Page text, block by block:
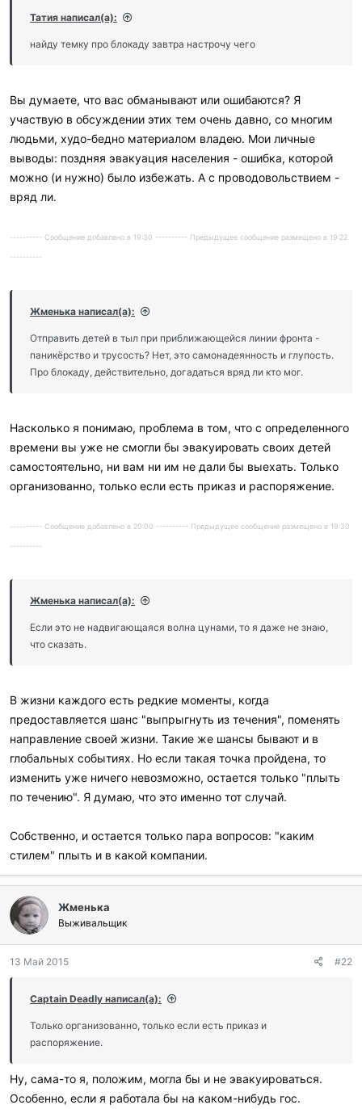
Татия написал(а):
найду темку про блокаду завтра настрочу чего
Вы думаете, что вас обманывают или ошибаются? Я
участвую в обсуждении этих тем очень давно, со многим
людьми, худо-бедно материалом владею. Мои личные
выводы: поздняя эвакуация населения - ошибка, которой
можно (и нужно) было избежать. А с проводовольствием -
вряд ли.
---------- Сообщение добавлено в 19:30 ---------- Предыдущее сообщение размещено в 19:22
----------
Жменька написал(а):
Отправить детей в тыл при приближающейся линии фронта -
паникёрство и трусость? Нет, это самонадеянность и глупость.
Про блокаду, действительно, догадаться вряд ли кто мог.
Насколько я понимаю, проблема в том, что с определенного
времени вы уже не смогли бы эвакуировать своих детей
самостоятельно, ни вам ни им не дали бы выехать. Только
организованно, только если есть приказ и распоряжение.
---------- Сообщение добавлено в 20:00 ---------- Предыдущее сообщение размещено в 19:30
----------
Жменька написал(а):
Если это не надвигающаяся волна цунами, то я даже не знаю,
что сказать.
В жизни каждого есть редкие моменты, когда
предоставляется шанс "выпрыгнуть из течения", поменять
направление своей жизни. Такие же шансы бывают и в
глобальных событиях. Но если такая точка пройдена, то
изменить уже ничего невозможно, остается только "плыть
по течению". Я думаю, что это именно тот случай.
Собственно, и остается только пара вопросов: "каким
стилем" плыть и в какой компании.
Жменька
Выживальщик
13 Май 2015 #22
Captain Deadly написал(а):
Только организованно, только если есть приказ и
распоряжение.
Ну, сама-то я, положим, могла бы и не эвакуироваться.
Особенно, если я работала бы на каком-нибудь гос.